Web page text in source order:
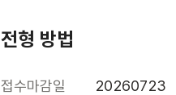
전형 방법
접수마감일
20260723